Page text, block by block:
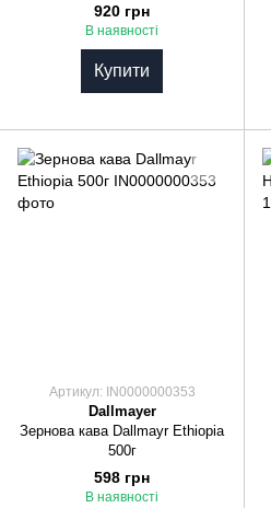
920 грн
В наявності
Купити
Артикул: IN0000000353
Dallmayer
Зернова кава Dallmayr Ethiopia
500г
598 грн
В наявності